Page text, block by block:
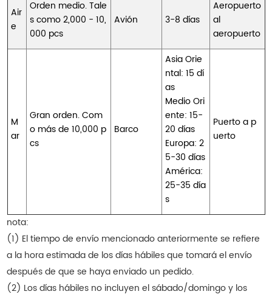
Air
e
Orden medio. Tale
s como 2,000 - 10,
000 pcs
Avión 3-8 días
Aeropuerto
al
aeropuerto
M
ar
Gran orden. Com
o más de 10,000 p
cs
Barco
Asia Orie
ntal: 15 dí
as
Medio Ori
ente: 15-
20 días
Europa: 2
5-30 días
América:
25-35 día
s
Puerto a p
uerto
nota:
(1) El tiempo de envío mencionado anteriormente se refiere
a la hora estimada de los días hábiles que tomará el envío
después de que se haya enviado un pedido.
(2) Los días hábiles no incluyen el sábado/domingo y los